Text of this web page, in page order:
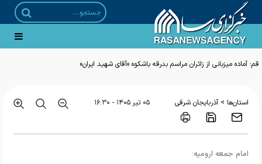
قم؛ آماده میزبانی از زائران مراسم بدرقه باشکوه «آقای شهید ایران»
استان‌ها > آذربایجان شرقی ۰۵ تير ۱۴۰۵ - ۱۶:۳۰
امام جمعه ارومیه: